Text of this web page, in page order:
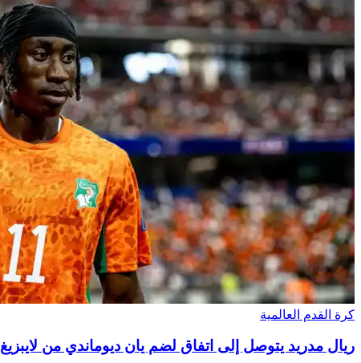
كرة القدم العالمية
ريال مدريد يتوصل إلى اتفاق لضم يان ديوماندي من لايبزيغ